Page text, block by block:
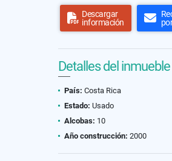
Descargar
información
Detalles del inmueble
País: Costa Rica
Estado: Usado
Alcobas: 10
Año construcción: 2000